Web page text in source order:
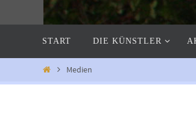
springen
START DIE KÜNSTLER
StartMedien